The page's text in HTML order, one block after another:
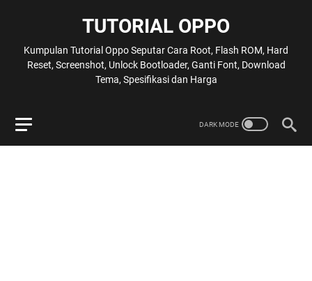
TUTORIAL OPPO
Kumpulan Tutorial Oppo Seputar Cara Root, Flash ROM, Hard
Reset, Screenshot, Unlock Bootloader, Ganti Font, Download
Tema, Spesifikasi dan Harga